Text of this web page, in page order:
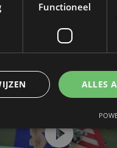
Functioneel
ALLES